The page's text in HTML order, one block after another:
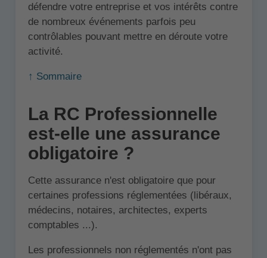
défendre votre entreprise et vos intérêts contre
de nombreux événements parfois peu
contrôlables pouvant mettre en déroute votre
activité.
↑ Sommaire
La RC Professionnelle
est-elle une assurance
obligatoire ?
Cette assurance n'est obligatoire que pour
certaines professions réglementées (libéraux,
médecins, notaires, architectes, experts
comptables ...).
Les professionnels non réglementés n'ont pas